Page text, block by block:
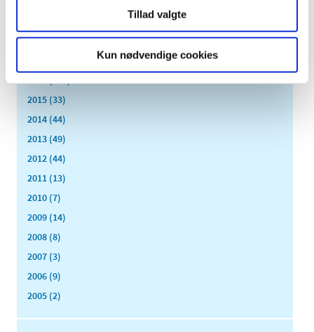
Tillad valgte
Kun nødvendige cookies
2018 (150)
2015 (33)
2014 (44)
2013 (49)
2012 (44)
2011 (13)
2010 (7)
2009 (14)
2008 (8)
2007 (3)
2006 (9)
2005 (2)